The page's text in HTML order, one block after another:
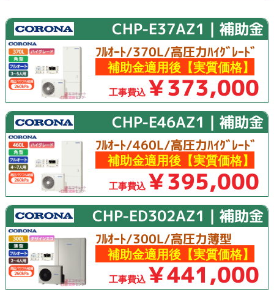
CHP-E37AZ1｜補助金
ﾌﾙｵｰﾄ/370L/高圧力ﾊｲｸﾞﾚｰﾄﾞ
補助金適用後【実質価格】
工事費込 ￥373,000
CHP-E46AZ1｜補助金
ﾌﾙｵｰﾄ/460L/高圧力ﾊｲｸﾞﾚｰﾄﾞ
補助金適用後【実質価格】
工事費込 ￥395,000
CHP-ED302AZ1｜補助金
ﾌﾙｵｰﾄ/300L/高圧力薄型
補助金適用後【実質価格】
工事費込 ￥441,000